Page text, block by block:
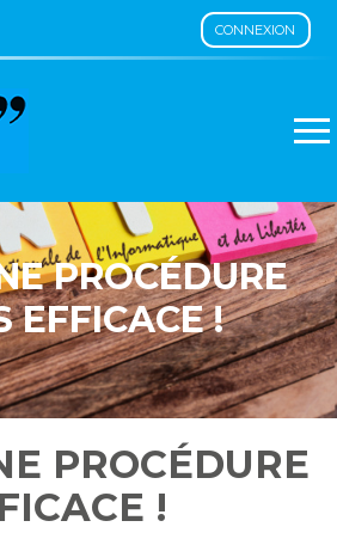
CONNEXION
PROCÉDURE
EFFICACE !
PROCÉDURE
!